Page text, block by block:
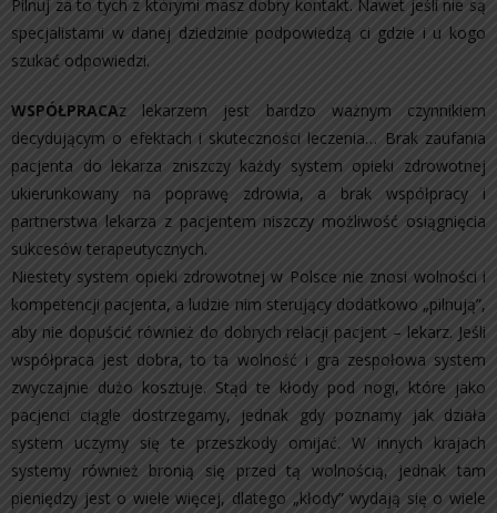
Pilnuj za to tych z którymi masz dobry kontakt. Nawet jeśli nie są
specjalistami w danej dziedzinie podpowiedzą ci gdzie i u kogo
szukać odpowiedzi.
WSPÓŁPRACAz lekarzem jest bardzo ważnym czynnikiem
decydującym o efektach i skuteczności leczenia… Brak zaufania
pacjenta do lekarza zniszczy każdy system opieki zdrowotnej
ukierunkowany na poprawę zdrowia, a brak współpracy i
partnerstwa lekarza z pacjentem niszczy możliwość osiągnięcia
sukcesów terapeutycznych.
Niestety system opieki zdrowotnej w Polsce nie znosi wolności i
kompetencji pacjenta, a ludzie nim sterujący dodatkowo „pilnują”,
aby nie dopuścić również do dobrych relacji pacjent – lekarz. Jeśli
współpraca jest dobra, to ta wolność i gra zespołowa system
zwyczajnie dużo kosztuje. Stąd te kłody pod nogi, które jako
pacjenci ciągle dostrzegamy, jednak gdy poznamy jak działa
system uczymy się te przeszkody omijać. W innych krajach
systemy również bronią się przed tą wolnością, jednak tam
pieniędzy jest o wiele więcej, dlatego „kłody” wydają się o wiele